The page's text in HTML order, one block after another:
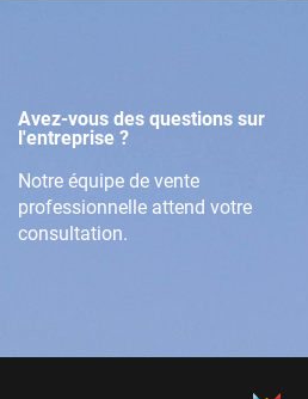
Avez-vous des questions sur
l'entreprise ?
Notre équipe de vente
professionnelle attend votre
consultation.